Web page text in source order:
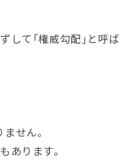
して「権威勾配」と呼ば
せん。
あります。